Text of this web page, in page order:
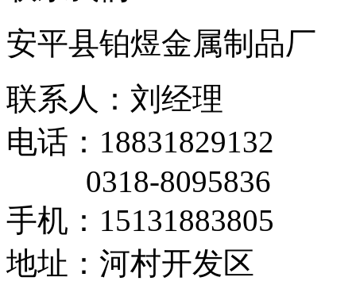
安平县铂煜金属制品厂
联系人：刘经理
电话：18831829132
0318-8095836
手机：15131883805
地址：河村开发区